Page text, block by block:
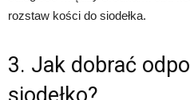
rozstaw kości do siodełka.
3. Jak dobrać